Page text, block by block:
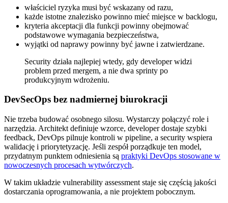
właściciel ryzyka musi być wskazany od razu,
każde istotne znalezisko powinno mieć miejsce w backlogu,
kryteria akceptacji dla funkcji powinny obejmować
podstawowe wymagania bezpieczeństwa,
wyjątki od naprawy powinny być jawne i zatwierdzane.
Security działa najlepiej wtedy, gdy developer widzi
problem przed mergem, a nie dwa sprinty po
produkcyjnym wdrożeniu.
DevSecOps bez nadmiernej biurokracji
Nie trzeba budować osobnego silosu. Wystarczy połączyć role i
narzędzia. Architekt definiuje wzorce, developer dostaje szybki
feedback, DevOps pilnuje kontroli w pipeline, a security wspiera
walidację i priorytetyzację. Jeśli zespół porządkuje ten model,
przydatnym punktem odniesienia są praktyki DevOps stosowane w
nowoczesnych procesach wytwórczych.
W takim układzie vulnerability assessment staje się częścią jakości
dostarczania oprogramowania, a nie projektem pobocznym.